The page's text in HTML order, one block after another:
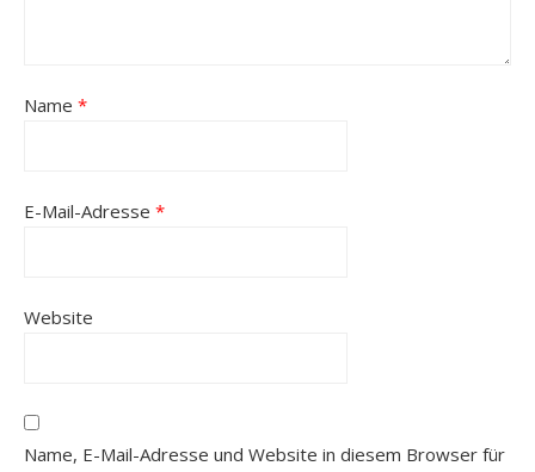
Name *
E-Mail-Adresse *
Website
Name, E-Mail-Adresse und Website in diesem Browser für